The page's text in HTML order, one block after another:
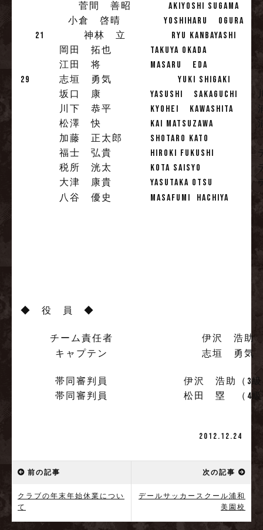
菅間 善昭
AKIYOSHI SUGAMA
小倉 啓晴
YOSHIHARU OGURA
21
神林 立
RYU KANBAYASHI
岡田 拓也
TAKUYA OKADA
江田 将
MASARU EDA
29
志垣 勇気
YUKI SHIGAKI
坂口 康
YASUSHI SAKAGUCHI
川下 恭平
KYOHEI KAWASHITA
松澤 快
KAI MATSUZAWA
加藤 正太郎
SHOTARO KATO
福士 弘貴
HIROKI FUKUSHI
税所 洸太
KOTA SAISYO
大津 康貴
YASUTAKA OTSU
八谷 優史
MASAFUMI HACHIYA
◆ 役 員 ◆
チーム責任者
伊沢 浩助
キャプテン
志垣 勇気
帯同審判員
伊沢 浩助（3
帯同審判員
松田 塁 （4級
2012.12.24
前の記事
クラブの年末年始休業につい
て
次の記事
デールサッカースクール浦和
美園校